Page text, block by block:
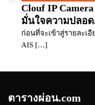
Clouf IP
มั่นใจความปลอ
ก่อนที่จะเข้าสู่รายละเ
AIS […]
ตารางผ่อน.com